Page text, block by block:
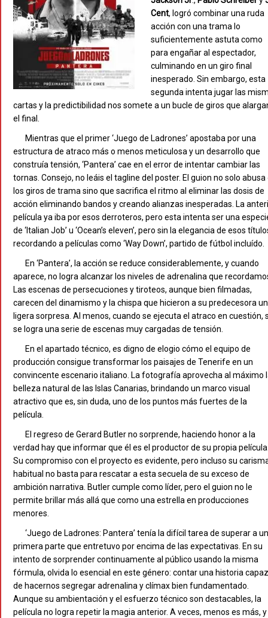
Cent, logró combinar una ruda
acción con una trama lo
suficientemente astuta como
para engañar al espectador,
culminando en un giro final
inesperado. Sin embargo, esta
segunda intenta jugar las
cartas y la predictibilidad nos somete a un bucle de giros que
el final.
Mientras que el primer ‘Juego de Ladrones’ apostaba por una
estructura de atraco más o menos meticulosa y un desarrollo que
construía tensión, ‘Pantera’ cae en el error de intentar cambiar las
tornas. Consejo, no leáis el tagline del poster. El guion no solo abusa
los giros de trama sino que sacrifica el ritmo al eliminar las dosis de
acción eliminando bandos y creando alianzas inesperadas. La
película ya iba por esos derroteros, pero esta intenta ser una
de ‘Italian Job’ u ‘Ocean’s eleven’, pero sin la elegancia de esos
recordando a películas como ‘Way Down’, partido de fútbol incluído.
En ‘Pantera’, la acción se reduce considerablemente, y cuando
aparece, no logra alcanzar los niveles de adrenalina que
Las escenas de persecuciones y tiroteos, aunque bien filmadas,
carecen del dinamismo y la chispa que hicieron a su predecesora
ligera sorpresa. Al menos, cuando se ejecuta el atraco en cuestión,
se logra una serie de escenas muy cargadas de tensión.
En el apartado técnico, es digno de elogio cómo el equipo de
producción consigue transformar los paisajes de Tenerife en un
convincente escenario italiano. La fotografía aprovecha al máximo
belleza natural de las Islas Canarias, brindando un marco visual
atractivo que es, sin duda, uno de los puntos más fuertes de la
película.
El regreso de Gerard Butler no sorprende, haciendo honor a la
verdad hay que informar que él es el productor de su propia
Su compromiso con el proyecto es evidente, pero incluso su
habitual no basta para rescatar a esta secuela de su exceso de
ambición narrativa. Butler cumple como líder, pero el guion no le
permite brillar más allá que como una estrella en producciones
menores.
‘Juego de Ladrones: Pantera’ tenía la difícil tarea de superar a
primera parte que entretuvo por encima de las expectativas. En su
intento de sorprender continuamente al público usando la misma
fórmula, olvida lo esencial en este género: contar una historia capaz
de hacernos segregar adrenalina y clímax bien fundamentado.
Aunque su ambientación y el esfuerzo técnico son destacables, la
película no logra repetir la magia anterior. A veces, menos es más, y